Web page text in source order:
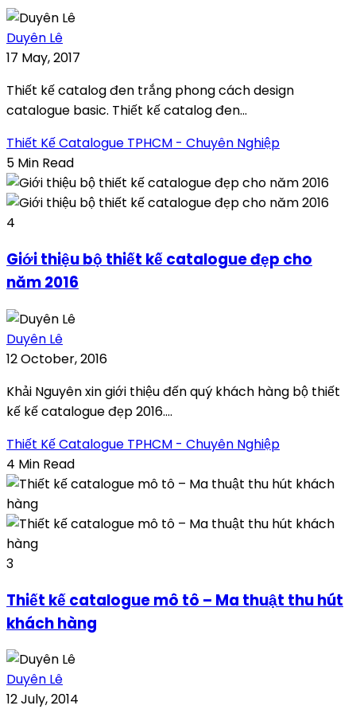
Duyên Lê
17 May, 2017
Thiết kế catalog đen trắng phong cách design
catalogue basic. Thiết kế catalog đen...
Thiết Kế Catalogue TPHCM - Chuyên Nghiệp
5 Min Read
4
Giới thiệu bộ thiết kế catalogue đẹp cho
năm 2016
Duyên Lê
12 October, 2016
Khải Nguyên xin giới thiệu đến quý khách hàng bộ thiết
kế kế catalogue đẹp 2016....
Thiết Kế Catalogue TPHCM - Chuyên Nghiệp
4 Min Read
3
Thiết kế catalogue mô tô – Ma thuật thu hút
khách hàng
Duyên Lê
12 July, 2014